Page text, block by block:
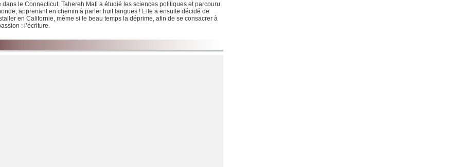
dans le Connecticut, Tahereh Mafi a étudié les sciences politiques et parcouru
apprenant en chemin à parler huit langues ! Elle a ensuite décidé de
en Californie, même si le beau temps la déprime, afin de se consacrer à
: l’écriture.